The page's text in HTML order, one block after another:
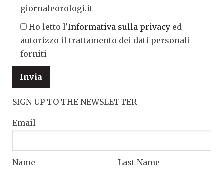
giornaleorologi.it
Ho letto l'Informativa sulla privacy ed
autorizzo il trattamento dei dati personali
forniti
SIGN UP TO THE NEWSLETTER
Email
Name Last Name